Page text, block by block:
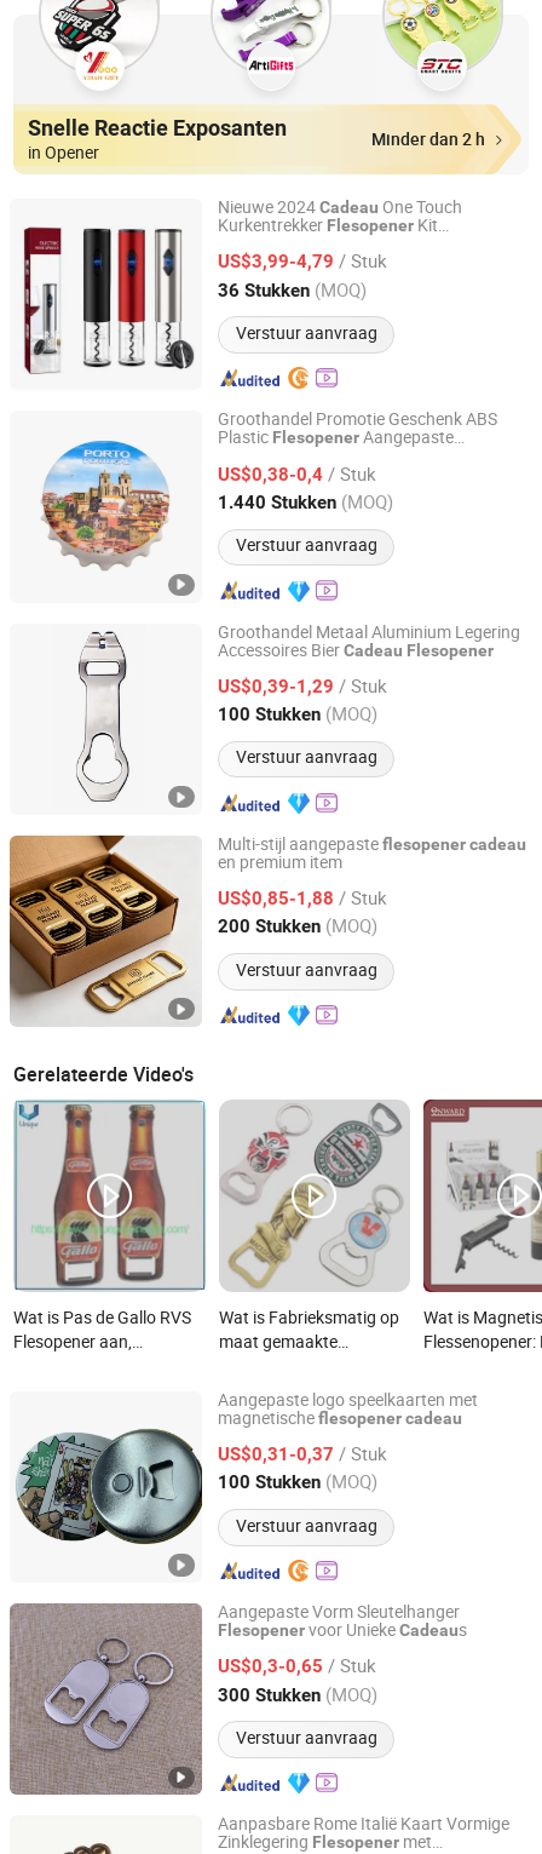
Snelle Reactie Exposanten
in Opener
Minder dan 2 h
Nieuwe 2024Cadeau One Touch
Kurkentrekker Flesopener Kit
US$3,99-4,79 / Stuk
36 Stukken (MOQ)
Verstuur aanvraag
Shenzhen GooMac Technology Co., Ltd.
Guangdong, China Sinds 2019
Groothandel Promotie Geschenk ABS
Plastic FlesopenerAangepaste
US$0,38-0,4 / Stuk
1.440 Stukken (MOQ)
Verstuur aanvraag
Xiamen D&Q Import and Export Co., Limited
Fujian, China Sinds 2022
Groothandel Metaal Aluminium Legering
Accessoires BierCadeau Flesopener
US$0,39-1,29 / Stuk
100 Stukken (MOQ)
Verstuur aanvraag
Zhongshan Unique Gifts & Crafts Co., LTD
Guangdong, China Sinds 2016
Multi-stijl aangepasteflesopenercadeau
en premium item
US$0,85-1,88 / Stuk
200 Stukken (MOQ)
Verstuur aanvraag
Dongguan Yuan Jie Gifts & Crafts Co., Ltd.
Guangdong, China Sinds 2024
Gerelateerde Video's
Wat is Pas de Gallo RVS
Flesopener aan,
bierflesopener
Wat is Fabrieksmatig op
maat gemaakte
legering promotionele
sleutelhanger fabrikant
souvenir cadeau op maat
gemaakte Beijing Opera
magneet flesopener
Wat is
wijnliefhebbers
Aangepaste logo speelkaarten met
magnetischeflesopenercadeau
US$0,31-0,37 / Stuk
100 Stukken (MOQ)
Verstuur aanvraag
Shenzhen Three Keys Technology Co., Ltd.
Guangdong, China Sinds 2025
Aangepaste Vorm Sleutelhanger
Flesopenervoor UniekeCadeaus
US$0,3-0,65 / Stuk
300 Stukken (MOQ)
Verstuur aanvraag
Zhongshan Keychain Gifts & Crafts Co., Ltd.
Guangdong, China Sinds 2013
Aanpasbare Rome Italië Kaart Vormige
Zinklegering Flesopener met